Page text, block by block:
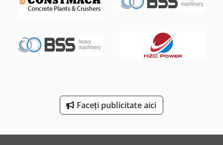
Sennebogen 355 E
Terex Mini DumperFaceți publicitate aici